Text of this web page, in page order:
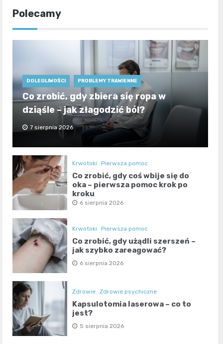
Polecamy
DOLEGLIWOŚCI PROBLEMY TRAWIENNE
Co zrobić, gdy zbiera się ropa w
dziąśle – jak złagodzić ból?
7 sierpnia 2026
Krwotoki Pierwsza pomoc
Co zrobić, gdy coś wbije się do
oka – pierwsza pomoc krok po
kroku
6 sierpnia 2026
Krwotoki Pierwsza pomoc
Co zrobić, gdy użądli szerszeń –
jak szybko zareagować?
6 sierpnia 2026
Zdrowie Zdrowie psychiczne
Kapsulotomia laserowa – co to
jest?
5 sierpnia 2026